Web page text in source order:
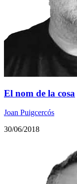
El nom de la cosa
Joan Puigcercós
30/06/2018